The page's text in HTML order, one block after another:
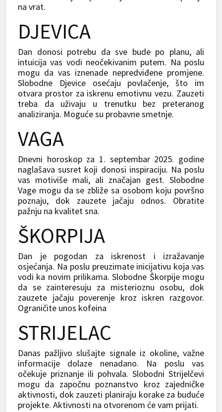
na vrat.
DJEVICA
Dan donosi potrebu da sve bude po planu, ali
intuicija vas vodi neočekivanim putem. Na poslu
mogu da vas iznenade nepredviđene promjene.
Slobodne Djevice osećaju povlačenje, što im
otvara prostor za iskrenu emotivnu vezu. Zauzeti
treba da uživaju u trenutku bez preteranog
analiziranja. Moguće su probavne smetnje.
VAGA
Dnevni horoskop za 1. septembar 2025. godine
naglašava susret koji donosi inspiraciju. Na poslu
vas motiviše mali, ali značajan gest. Slobodne
Vage mogu da se zbliže sa osobom koju površno
poznaju, dok zauzete jačaju odnos. Obratite
pažnju na kvalitet sna.
ŠKORPIJA
Dan je pogodan za iskrenost i izražavanje
osjećanja. Na poslu preuzimate inicijativu koja vas
vodi ka novim prilikama. Slobodne Škorpije mogu
da se zainteresuju za misterioznu osobu, dok
zauzete jačaju poverenje kroz iskren razgovor.
Ograničite unos kofeina
STRIJELAC
Danas pažljivo slušajte signale iz okoline, važne
informacije dolaze nenadano. Na poslu vas
očekuje priznanje ili pohvala. Slobodni Strijelčevi
mogu da započnu poznanstvo kroz zajedničke
aktivnosti, dok zauzeti planiraju korake za buduće
projekte. Aktivnosti na otvorenom će vam prijati.